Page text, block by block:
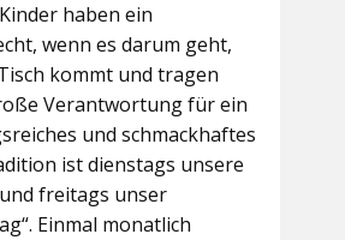
haben ein
wenn es darum geht,
kommt und tragen
Verantwortung für ein
und schmackhaftes
ist dienstags unsere
freitags unser
Einmal monatlich